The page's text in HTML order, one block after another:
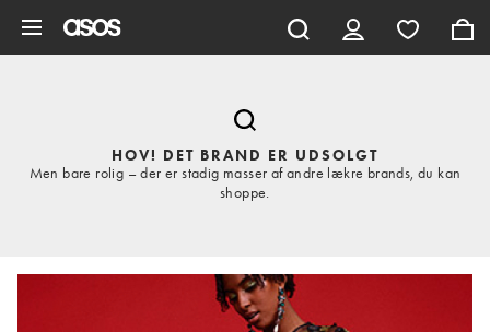
HOV! DET BRAND ER UDSOLGT
Men bare rolig – der er stadig masser af andre lækre brands, du kan
shoppe.